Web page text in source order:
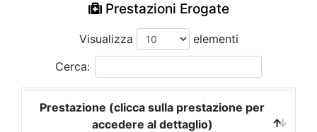
Prestazioni Erogate
Visualizza
elementi
Cerca:
Prestazione (clicca sulla prestazione per
accedere al dettaglio)